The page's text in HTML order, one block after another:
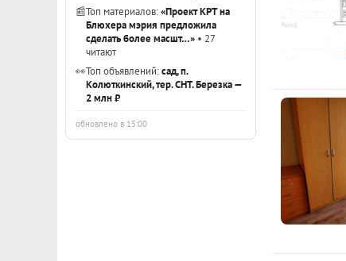
📰Топ материалов:«Проект КРТ на
Блюхера мэрия предложила
сделать более масшт…» • 27
читают
👀Топ объявлений:сад, п.
Колюткинский, тер. СНТ. Березка —
2 млн ₽
обновлено в 15:00